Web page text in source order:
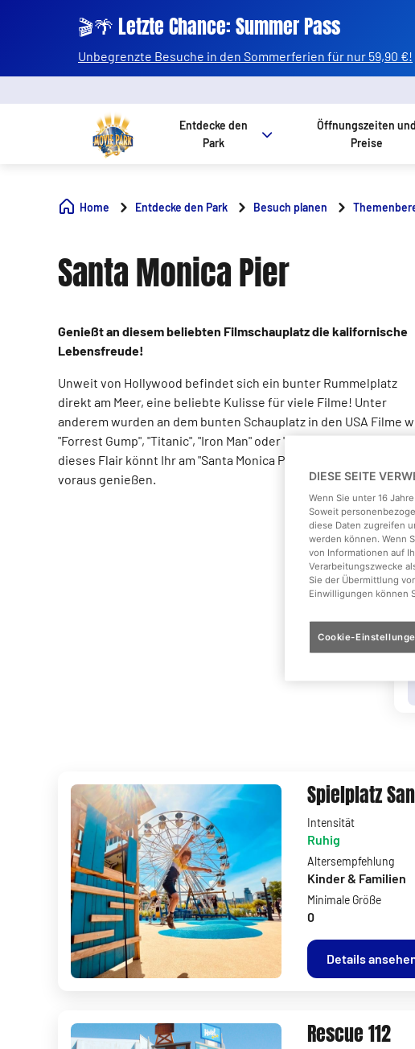
🎬🌴 Letzte Chance: Summer Pass
Unbegrenzte Besuche in den Sommerferien für nur 59,90 €!
Entdecke den
Park
Öffnungszeiten und
Preise
Home Entdecke den Park Besuch planen
Santa Monica Pier
Genießt an diesem beliebten Filmschauplatz die kalifornische
Lebensfreude!
Unweit von Hollywood befindet sich ein bunter Rummelplatz
direkt am Meer, eine beliebte Kulisse für viele Filme! Unter
anderem wurden an dem bunten Schauplatz in den USA Filme
"Forrest Gump", "Titanic", "Iron Man" oder "Sharknado" gedreht -
dieses Flair könnt Ihr am "Santa Monica Pier" mit vollem
voraus genießen.
Spielplatz
Intensität
Ruhig
Altersempfehlung
Kinder & Familien
Minimale Größe
0
Details
Rescue 112
DIESE SEITE
Wenn Sie unter 16
Soweit
diese Daten zugreifen
werden können. Wenn
von Informationen auf
Verarbeitungszwecke
Sie der Übermittlung
Einwilligungen können
Cookie-